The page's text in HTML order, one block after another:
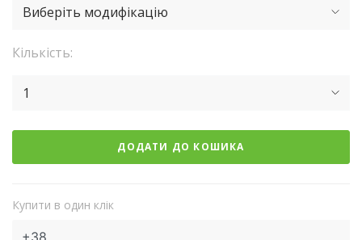
Виберіть модифікацію
Кількість:
1
ДОДАТИ ДО КОШИКА
Купити в один клік